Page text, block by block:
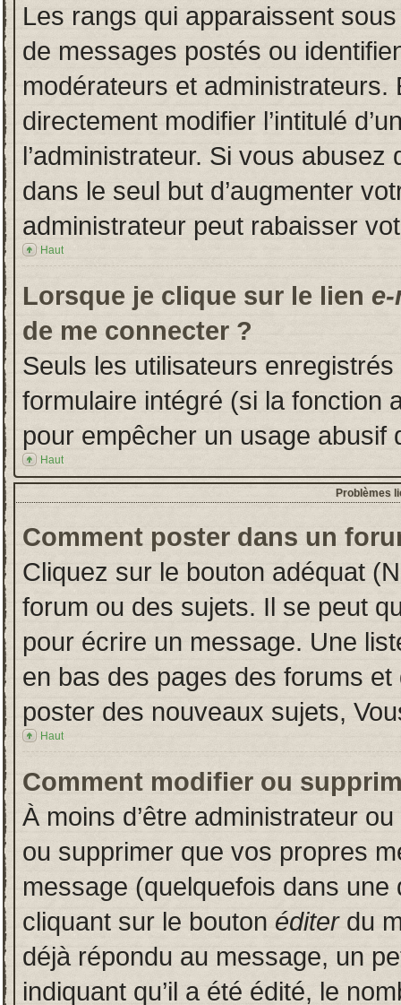
Les rangs qui apparaissent
de messages postés ou
modérateurs et
directement modifier l’intitulé
l’administrateur. Si vous
dans le seul but d’augmenter
administrateur peut rabaisser
Haut
Lorsque je clique sur le lien
de me connecter ?
Seuls les utilisateurs
formulaire intégré (si la fonction
pour empêcher un usage abusif
Haut
Problèmes
Comment poster dans un
Cliquez sur le bouton adéquat
forum ou des sujets. Il se peut
pour écrire un message. Une
en bas des pages des forums
poster des nouveaux sujets,
Haut
Comment modifier ou
À moins d’être administrateur
ou supprimer que vos propres
message (quelquefois dans
cliquant sur le bouton éditerdu
déjà répondu au message, un
indiquant qu’il a été édité, le